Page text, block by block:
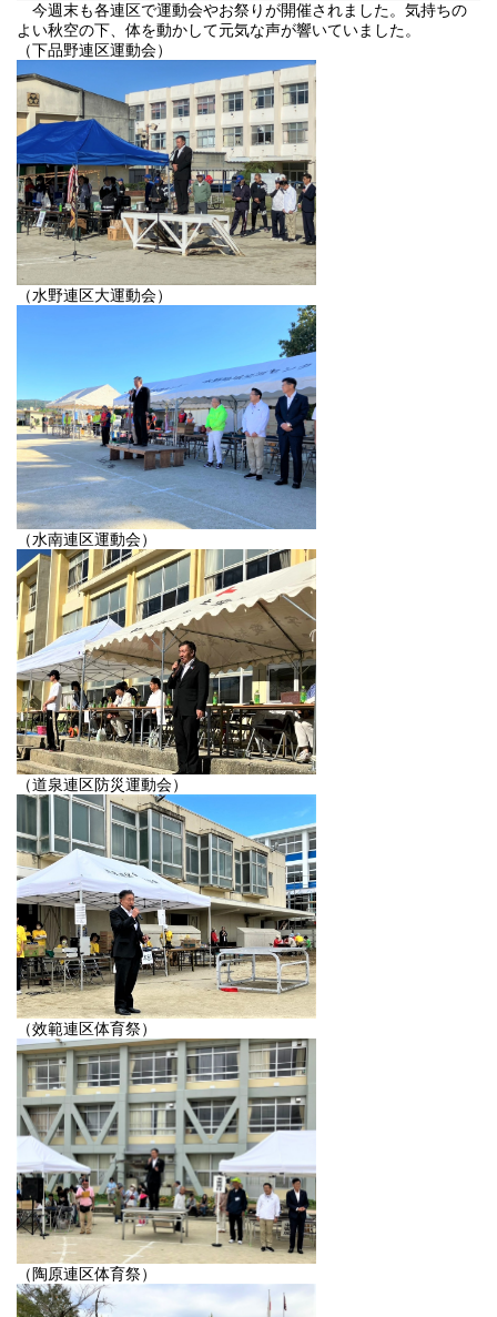
今週末も各連区で運動会やお祭りが開催されました。気持ちの
よい秋空の下、体を動かして元気な声が響いていました。
（下品野連区運動会）
（水野連区大運動会）
（水南連区運動会）
（道泉連区防災運動会）
（效範連区体育祭）
（陶原連区体育祭）